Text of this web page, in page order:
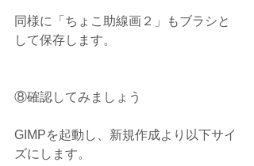
同様に「ちょこ助線画２」もブラシと
して保存します。
⑧確認してみましょう
GIMPを起動し、新規作成より以下サイ
ズにします。